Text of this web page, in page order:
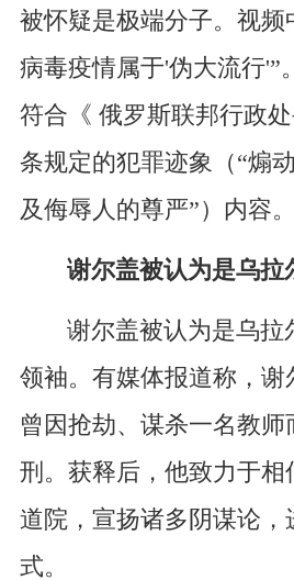
被怀疑是极端分子。视频
病毒疫情属于'伪大流行'”
符合《 俄罗斯联邦行政
条规定的犯罪迹象（“煽
及侮辱人的尊严”）内容。
谢尔盖被认为是乌拉
谢尔盖被认为是乌拉
领袖。有媒体报道称，谢
曾因抢劫、谋杀一名教师
刑。获释后，他致力于相
道院，宣扬诸多阴谋论，
式。